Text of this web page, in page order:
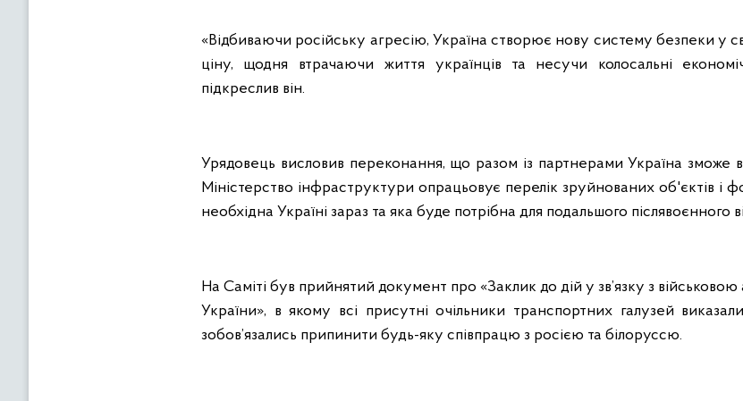
«Відбиваючи російську агресію, Україна створює нову систему безпеки у
ціну, щодня втрачаючи життя українців та несучи колосальні
підкреслив він.
Урядовець висловив переконання, що разом із партнерами Україна зможе
Міністерство інфраструктури опрацьовує перелік зруйнованих об'єктів
необхідна Україні зараз та яка буде потрібна для подальшого післявоєнного
На Саміті був прийнятий документ про «Заклик до дій у зв’язку з військовою
України», в якому всі присутні очільники транспортних галузей
зобов’язались припинити будь-яку співпрацю з росією та білоруссю.